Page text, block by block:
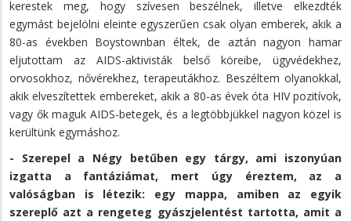
kerestek meg, hogy szívesen beszélnek, illetve elkezdték
egymást bejelölni eleinte egyszerűen csak olyan emberek, akik a
80-as években Boystownban éltek, de aztán nagyon hamar
eljutottam az AIDS-aktivisták belső köreibe, ügyvédekhez,
orvosokhoz, nővérekhez, terapeutákhoz. Beszéltem olyanokkal,
akik elveszítettek embereket, akik a 80-as évek óta HIV pozitívok,
vagy ők maguk AIDS-betegek, és a legtöbbjükkel nagyon közel is
kerültünk egymáshoz.
- Szerepel a Négy betűben egy tárgy, ami iszonyúan
izgatta a fantáziámat, mert úgy éreztem, az a
valóságban is létezik: egy mappa, amiben az egyik
szereplő azt a rengeteg gyászjelentést tartotta, amit a